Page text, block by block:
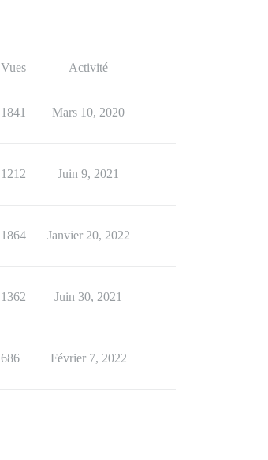
Vues Activité
1841 Mars 10, 2020
1212 Juin 9, 2021
1864 Janvier 20, 2022
1362 Juin 30, 2021
686 Février 7, 2022